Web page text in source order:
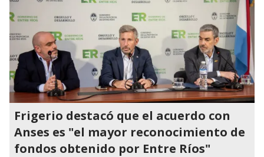
Frigerio destacó que el acuerdo con
Anses es "el mayor reconocimiento de
fondos obtenido por Entre Ríos"